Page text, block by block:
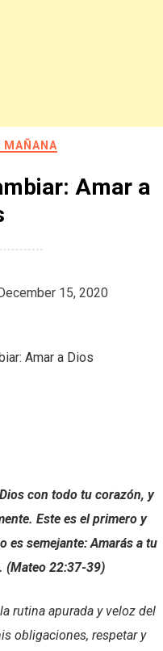
MAÑANA
Amar a
15, 2020
con todo tu corazón, y
Este es el primero y
es semejante: Amarás a tu
(Mateo 22:37-39)
rutina apurada y veloz del
obligaciones, respetar y